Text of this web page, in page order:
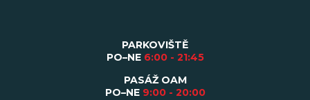
PARKOVIŠTĚ
PO–NE 6:00 - 21:45
PASÁŽ OAM
PO–NE 9:00 - 20:00